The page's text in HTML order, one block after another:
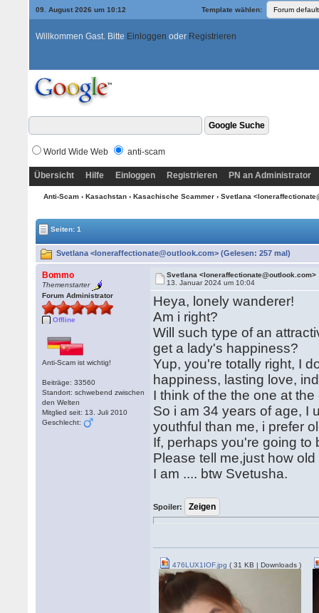
09. August 2026 um 10:12 Template wählen:
Willkommen Gast. Bitte Einloggen oder Registrieren
World Wide Web anti-scam
Übersicht Hilfe Einloggen Registrieren PN an Administrator
Anti-Scam› Kasachstan› Kasachische Scammer› Svetlana
Seiten: 1
Svetlana <loneraffectionate@outlook.com> (Gelesen: 257 mal)
Bommo
Themenstarter
Forum Administrator
Offline
Anti-Scam ist wichtig!
Beiträge: 33560
Standort: schwebend zwischen
den Welten
Mitglied seit: 13. Juli 2010
Geschlecht:
Svetlana <loneraffectionate@outlook.com>
13. Januar 2024 um 10:04
Heya, lonely wanderer!
Am i right?
Will such type of an
get a lady's happiness?
Yup, you're totally right, I
happiness, lasting love,
I think of the the one at
So i am 34 years of age, I
youthful than me, i prefer
If, perhaps you're going to
Please tell me,just how
I am .... btw Svetusha.
Spoiler:
476LUX1IOF.jpg ( 31 KB | Downloads )